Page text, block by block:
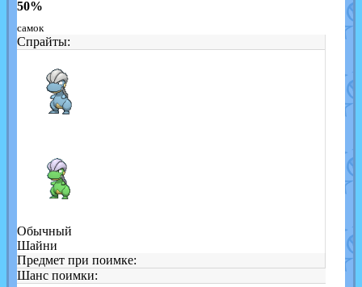
50%
самок
Спрайты:
Обычный
Шайни
Предмет при поимке:
Шанс поимки: